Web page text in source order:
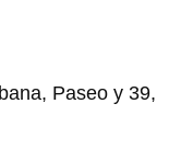
Paseo y 39,